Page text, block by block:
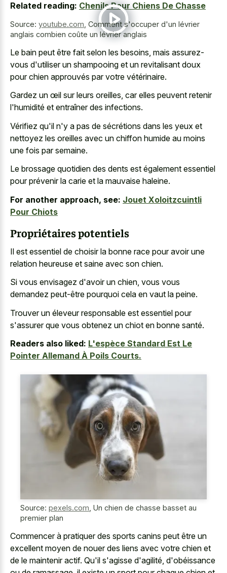
Related reading: Chenils Pour Chiens De Chasse
Source: youtube.com Comment s'occuper d'un lévrier
anglais combien coûte un lévrier anglais
Le bain peut être fait selon les besoins, mais assurez-
vous d'utiliser un shampooing et un revitalisant doux
pour chien approuvés par votre vétérinaire.
Gardez un œil sur leurs oreilles, car elles peuvent retenir
l'humidité et entraîner des infections.
Vérifiez qu'il n'y a pas de sécrétions dans les yeux et
nettoyez les oreilles avec un chiffon humide au moins
une fois par semaine.
Le brossage quotidien des dents est également essentiel
pour prévenir la carie et la mauvaise haleine.
For another approach, see: Jouet Xoloitzcuintli
Pour Chiots
Propriétaires potentiels
Il est essentiel de choisir la bonne race pour avoir une
relation heureuse et saine avec son chien.
Si vous envisagez d'avoir un chien, vous vous
demandez peut-être pourquoi cela en vaut la peine.
Trouver un éleveur responsable est essentiel pour
s'assurer que vous obtenez un chiot en bonne santé.
Readers also liked: L'espèce Standard Est Le
Pointer Allemand À Poils Courts.
Source: pexels.com, Un chien de chasse basset au
premier plan
Commencer à pratiquer des sports canins peut être un
excellent moyen de nouer des liens avec votre chien et
de le maintenir actif. Qu'il s'agisse d'agilité, d'obéissance